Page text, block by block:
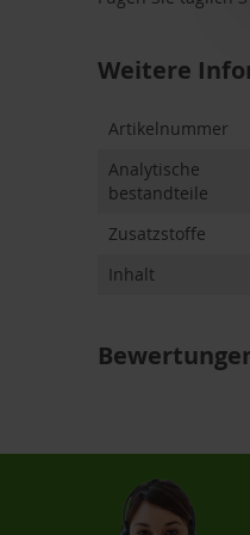
Weitere
Weitere
Informationen
Artikelnummer
Analytische
bestandteile
Zusatzstoffe
Inhalt